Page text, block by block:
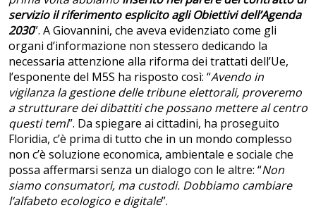
servizio il riferimento esplicito agli Obiettivi dell’Agenda
2030”. A Giovannini, che aveva evidenziato come gli
organi d’informazione non stessero dedicando la
necessaria attenzione alla riforma dei trattati dell’Ue,
l’esponente del M5S ha risposto così: “Avendo in
vigilanza la gestione delle tribune elettorali, proveremo
a strutturare dei dibattiti che possano mettere al centro
questi temi”. Da spiegare ai cittadini, ha proseguito
Floridia, c’è prima di tutto che in un mondo complesso
non c’è soluzione economica, ambientale e sociale che
possa affermarsi senza un dialogo con le altre: “Non
siamo consumatori, ma custodi. Dobbiamo cambiare
l’alfabeto ecologico e digitale”.